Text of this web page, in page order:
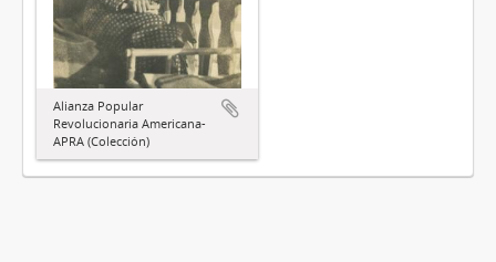
Alianza Popular
Revolucionaria Americana-
APRA (Colección)